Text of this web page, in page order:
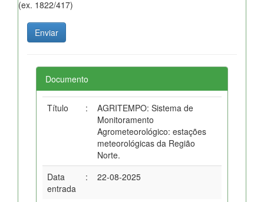
(ex. 1822/417)
Documento
Título :
AGRITEMPO: Sistema de
Monitoramento
Agrometeorológico: estações
meteorológicas da Região
Norte.
Data
entrada
: 22-08-2025